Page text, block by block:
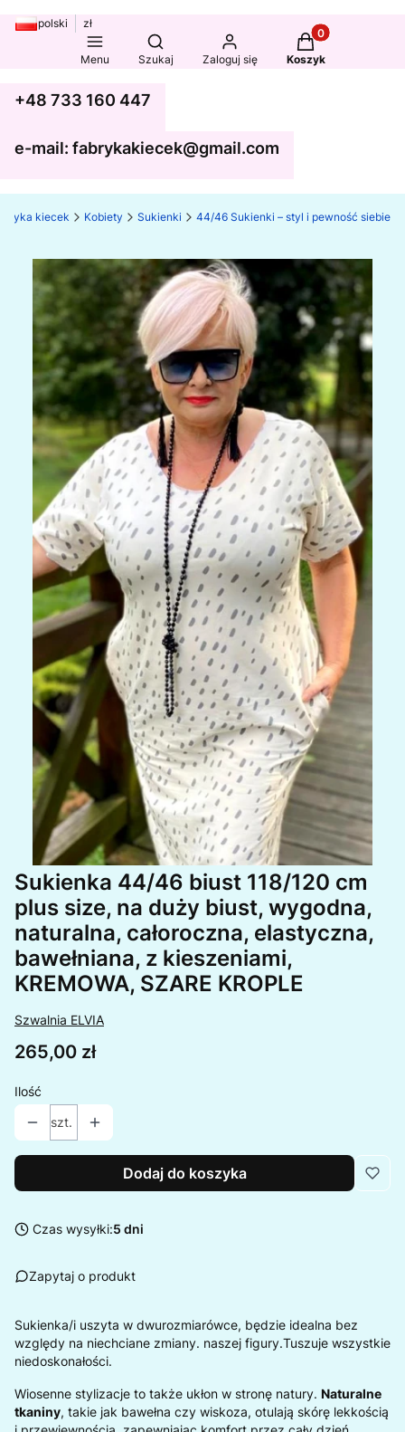
polski zł
Menu
Otwórz wyszukiwarkę
Szukaj Zaloguj się
Produkty w
Koszyk
+48 733 160 447
e-mail: fabrykakiecek@gmail.com
kiecek Kobiety Sukienki 44/46 Sukienki – styl i pewność siebie
Sukienka 44/46 biust 118/120 cm
plus size, na duży biust, wygodna,
naturalna, całoroczna, elastyczna,
bawełniana, z kieszeniami,
KREMOWA, SZARE KROPLE
Szwalnia ELVIA
Cena
265,00 zł
Ilość
szt.
Dodaj do koszyka
Czas wysyłki:5 dni
Zapytaj o produkt
Sukienka/i uszyta w dwurozmiarówce, będzie idealna bez
względy na niechciane zmiany. naszej figury.Tuszuje wszystkie
niedoskonałości.
Wiosenne stylizacje to także ukłon w stronę natury. Naturalne
tkaniny, takie jak bawełna czy wiskoza, otulają skórę lekkością